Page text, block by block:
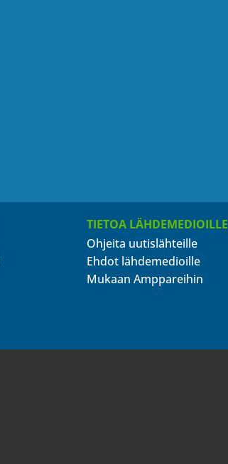
TIETOA LÄHDEMEDIOILLE
Ohjeita uutislähteille
Ehdot lähdemedioille
Mukaan Amppareihin